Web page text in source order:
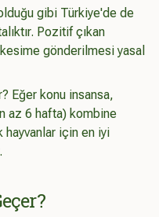
gibi Türkiye'de de
Pozitif çıkan
gönderilmesi yasal
Eğer konu insansa,
az 6 hafta) kombine
için en iyi